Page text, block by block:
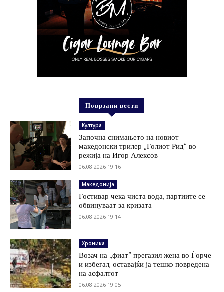
Поврзани вести
Култура
Започна снимањето на новиот
македонски трилер „Голиот Рид“ во
режија на Игор Алексов
06.08.2026 19:16
Македонија
Гостивар чека чиста вода, партиите се
обвинуваат за кризата
06.08.2026 19:14
Хроника
Возач на „фиат“ прегазил жена во Ѓорче
и избегал, оставајќи ја тешко повредена
на асфалтот
06.08.2026 19:05